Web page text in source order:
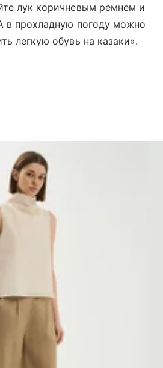
лук коричневым ремнем и
в прохладную погоду можно
легкую обувь на казаки».